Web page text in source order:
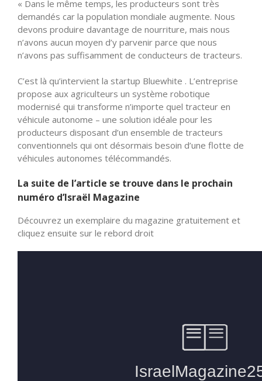
« Dans le même temps, les producteurs sont très
demandés car la population mondiale augmente. Nous
devons produire davantage de nourriture, mais nous
n’avons aucun moyen d’y parvenir parce que nous
n’avons pas suffisamment de conducteurs de tracteurs.
C’est là qu’intervient la startup Bluewhite . L’entreprise
propose aux agriculteurs un système robotique
modernisé qui transforme n’importe quel tracteur en
véhicule autonome – une solution idéale pour les
producteurs disposant d’un ensemble de tracteurs
conventionnels qui ont désormais besoin d’une flotte de
véhicules autonomes télécommandés.
La suite de l’article se trouve dans le prochain
numéro d’Israël Magazine
Découvrez un exemplaire du magazine gratuitement et
cliquez ensuite sur le rebord droit